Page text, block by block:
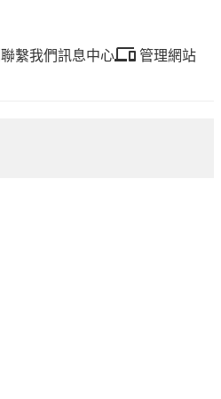
聯繫我們訊息中心devices 管理網站